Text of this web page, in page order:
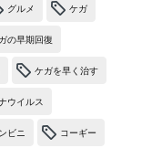
グルメ ケガ
の早期回復
ケガを早く治す
ウイルス
ビニ コーギー